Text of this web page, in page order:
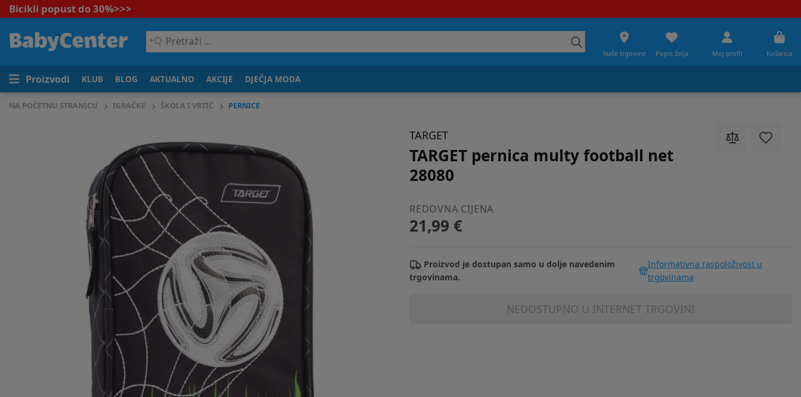
Bicikli popust do 30%>>>
Pretraži
...
Naše trgovine Popis želja Moj profil Košarica
Proizvodi KLUB BLOG AKTUALNO AKCIJE DJEČJA MODA
NA POČETNU STRANICU IGRAČKE ŠKOLA I VRTIĆ PERNICE
TARGET
TARGET pernica multy football net
28080
REDOVNA CIJENA
21,99 €
Proizvod je dostupan samo u dolje navedenim
trgovinama.
Informativna raspoloživost u
trgovinama
NEDOSTUPNO U INTERNET TRGOVINI